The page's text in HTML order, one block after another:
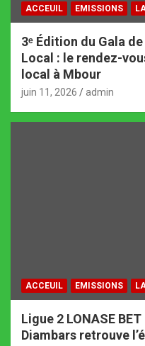
ACCEUIL EMISSIONS
3ᵉ Édition du Gala
Local : le rendez-
local à Mbour
juin 11, 2026 admin
ACCEUIL EMISSIONS
Ligue 2 LONASE
Diambars retrouve